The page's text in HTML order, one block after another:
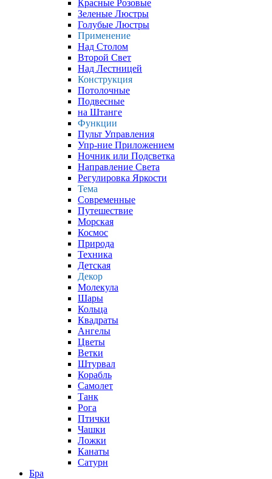
Красные Розовые
Зеленые Люстры
Голубые Люстры
Применение
Над Столом
Второй Свет
Над Лестницей
Конструкция
Потолочные
Подвесные
на Штанге
Функции
Пульт Управления
Упр-ние Приложением
Ночник или Подсветка
Направление Света
Регулировка Яркости
Тема
Современные
Путешествие
Морская
Космос
Природа
Техника
Детская
Декор
Молекула
Шары
Кольца
Квадраты
Ангелы
Цветы
Ветки
Штурвал
Корабль
Самолет
Танк
Рога
Птички
Чашки
Ложки
Канаты
Сатурн
Бра